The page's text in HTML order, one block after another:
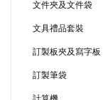
文件夾及文件袋
文具禮品套裝
訂製板夾及寫字板
訂製筆袋